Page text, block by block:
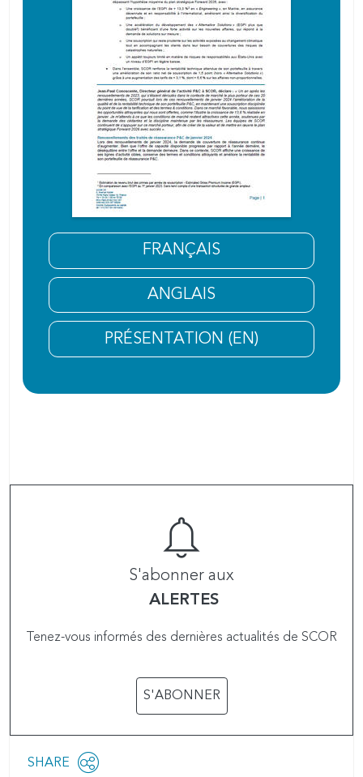
FRANÇAIS
ANGLAIS
PRÉSENTATION (EN)
S'abonner aux
ALERTES
Tenez-vous informés des dernières actualités de SCOR
S'ABONNER
Share
SHARE
OPEN